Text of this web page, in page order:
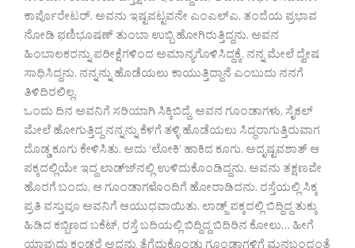
ಕಾರ್ಪೊರೇಟರ್. ಅವನು ಇಷ್ಟಪಟ್ಟವನೇ ಎಂಎಲ್‍ಎ. ತಂದೆಯ ಪ್ರಭಾವ
ನೋಡಿ ಫಣಿಭೂಷಣ್ ತುಂಬಾ ಉಬ್ಬಿ ಹೋಗಿರುತ್ತಿದ್ದನು. ಅವನ
ಹಿಂಬಾಲಕರನ್ನು ಪರೀಕ್ಷೆಗಳಿಂದ ಅಮಾನ್ಯಗೊಳಿಸಿದ್ದಕ್ಕೆ, ನನ್ನ ಮೇಲೆ ದ್ವೇಷ
ಸಾಧಿಸಿದ್ದನು. ನನ್ನನ್ನು ಹೊಡೆಯಲು ಕಾಯುತ್ತಿದ್ದಾನೆ ಎಂಬುದು ನನಗೆ
ತಿಳಿದಿರಲಿಲ್ಲ.
ಒಂದು ದಿನ ಅವನಿಗೆ ಸರಿಯಾಗಿ ಸಿಕ್ಕಿಬಿದ್ದೆ. ಅವನ ಗೂಂಡಾಗಳು, ಸೈಕಲ್
ಮೇಲೆ ಹೋಗುತ್ತಿದ್ದ ನನ್ನನ್ನು ಕೆಳಗೆ ತಳ್ಳಿ ಹೊಡೆಯಲು ಸಿದ್ಧರಾಗುತ್ತಿರುವಾಗ
ದೊಡ್ಡ ಕೂಗು ಕೇಳಿಸಿತು. ಅದು ‘ಲೋಕಿ’ ಹಾಕಿದ ಕೂಗು. ಅದೃಷ್ಟವಶಾತ್ ಆ
ಪಕ್ಕದಲ್ಲಿಯೇ ಇದ್ದ ಲಾಡ್ಜ್‍ನಲ್ಲಿ ಉಳಿದುಕೊಂಡಿದ್ದನು. ಅವನು ತಕ್ಷಣವೇ
ಹೊರಗೆ ಬಂದು, ಆ ಗೂಂಡಾಗಳೊಂದಿಗೆ ಹೋರಾಡಿದನು. ರಸ್ತೆಯಲ್ಲಿ ಸಿಕ್ಕ
ಪ್ರತಿ ವಸ್ತುವೂ ಅವನಿಗೆ ಆಯುಧವಾಯಿತು. ಲಾಡ್ಜ್ ಪಕ್ಕದಲ್ಲಿ ಬಿದ್ದಿದ್ದ ತುಕ್ಕು
ಹಿಡಿದ ಕಬ್ಬಿಣದ ಬಕೆಟ್, ರಸ್ತೆ ಬದಿಯಲ್ಲಿ ಬಿದ್ದಿದ್ದ ಬಿದಿರಿನ ಕೋಲು… ಹೀಗೆ